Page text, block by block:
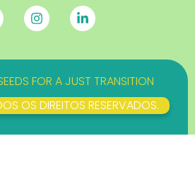
FOR A JUST TRANSITION
OS DIREITOS RESERVADOS.